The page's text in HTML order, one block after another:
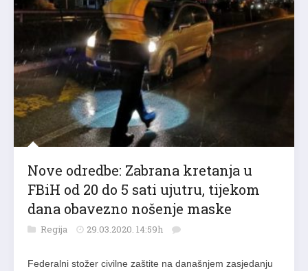
Nove odredbe: Zabrana kretanja u
FBiH od 20 do 5 sati ujutru, tijekom
dana obavezno nošenje maske
Regija 29.03.2020. 14:59h
Federalni stožer civilne zaštite na današnjem zasjedanju